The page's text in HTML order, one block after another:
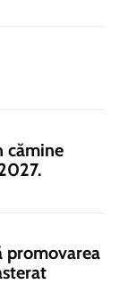
cămine
promovarea